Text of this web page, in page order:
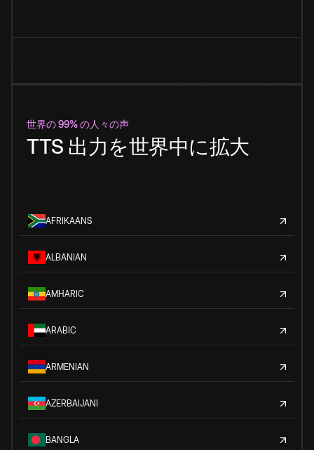
世界の 99% の人々の声
TTS 出力を世界中に拡大
AFRIKAANS
ALBANIAN
AMHARIC
ARABIC
ARMENIAN
AZERBAIJANI
BANGLA